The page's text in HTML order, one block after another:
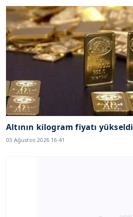
Altının kilogram fiyatı yükseldi
03 Ağustos 2026 16:41